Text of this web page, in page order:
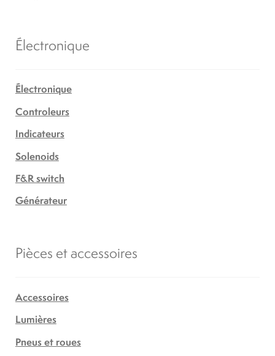
Électronique
Électronique
Controleurs
Indicateurs
Solenoids
F&R switch
Générateur
Pièces et accessoires
Accessoires
Lumières
Pneus et roues